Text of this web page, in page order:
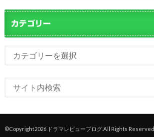
カテゴリー
©Copyright2026 ドラマレビューブログ.All Rights Reserved.